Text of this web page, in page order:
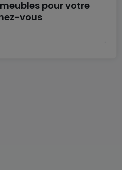
offered to you.
pour votre
vous